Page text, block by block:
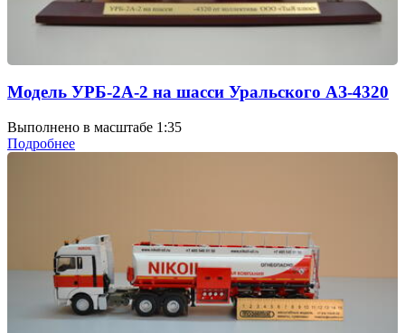
Модель УРБ-2А-2 на шасси Уральского АЗ-4320
Выполнено в масштабе 1:35
Подробнее